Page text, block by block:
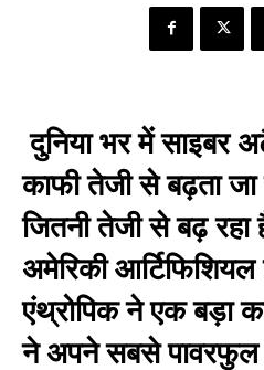
दुनिया भर में साइबर
काफी तेजी से बढ़ता
जितनी तेजी से बढ़
अमेरिकी
एंथ्रोपिक ने एक बड़ा
ने अपने सबसे